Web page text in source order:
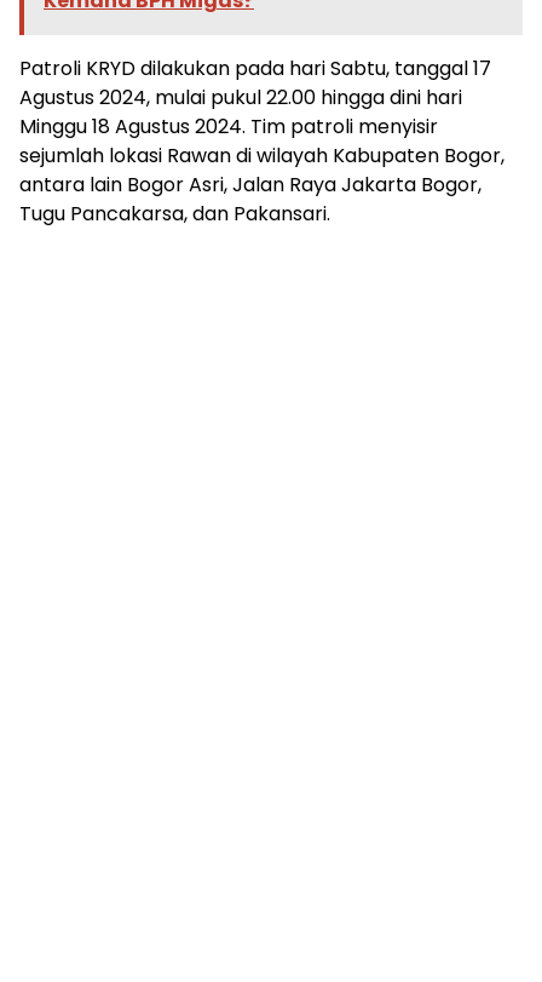
Patroli KRYD dilakukan pada hari Sabtu, tanggal 17
Agustus 2024, mulai pukul 22.00 hingga dini hari
Minggu 18 Agustus 2024. Tim patroli menyisir
sejumlah lokasi Rawan di wilayah Kabupaten Bogor,
antara lain Bogor Asri, Jalan Raya Jakarta Bogor,
Tugu Pancakarsa, dan Pakansari.